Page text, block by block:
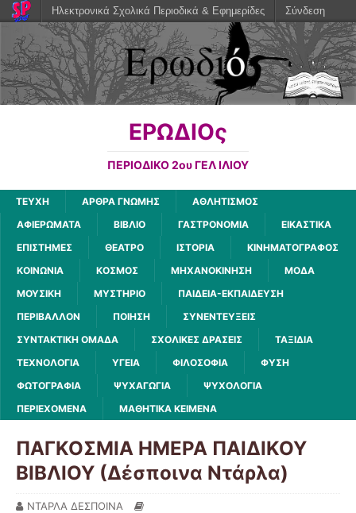
ΕΡΩΔΙΟς
ΠΕΡΙΟΔΙΚΟ 2ου ΓΕΛ ΙΛΙΟΥ
ΤΕΥΧΗ ΑΡΘΡΑ ΓΝΩΜΗΣ
ΑΘΛΗΤΙΣΜΟΣ
ΑΦΙΕΡΩΜΑΤΑ
ΒΙΒΛΙΟ ΓΑΣΤΡΟΝΟΜΙΑ
ΕΙΚΑΣΤΙΚΑ
ΕΠΙΣΤΗΜΕΣ
ΘΕΑΤΡΟ ΙΣΤΟΡΙΑ
ΚΙΝΗΜΑΤΟΓΡΑΦΟΣ
ΚΟΙΝΩΝΙΑ
ΚΟΣΜΟΣ ΜΗΧΑΝΟΚΙΝΗΣΗ
ΜΟΔΑ
ΜΟΥΣΙΚΗ
ΜΥΣΤΗΡΙΟ
ΠΑΙΔΕΙΑ-ΕΚΠΑΙΔΕΥΣΗ
ΠΕΡΙΒΑΛΛΟΝ
ΠΟΙΗΣΗ
ΣΥΝΕΝΤΕΥΞΕΙΣ
ΣΥΝΤΑΚΤΙΚΗ ΟΜΑΔΑ
ΣΧΟΛΙΚΕΣ ΔΡΑΣΕΙΣ
ΤΑΞΙΔΙΑ
ΤΕΧΝΟΛΟΓΙΑ
ΥΓΕΙΑ ΦΙΛΟΣΟΦΙΑ
ΦΥΣΗ
ΦΩΤΟΓΡΑΦΙΑ
ΨΥΧΑΓΩΓΙΑ
ΨΥΧΟΛΟΓΙΑ
ΠΕΡΙΕΧΟΜΕΝΑ
ΜΑΘΗΤΙΚΑ ΚΕΙΜΕΝΑ
ΠΑΓΚΟΣΜΙΑ ΗΜΕΡΑ ΠΑΙΔΙΚΟΥ
ΒΙΒΛΙΟΥ (Δέσποινα Ντάρλα)
ΝΤΑΡΛΑ ΔΕΣΠΟΙΝΑ
Ηλεκτρονικά Σχολικά Περιοδικά & Εφημερίδες Σύνδεση